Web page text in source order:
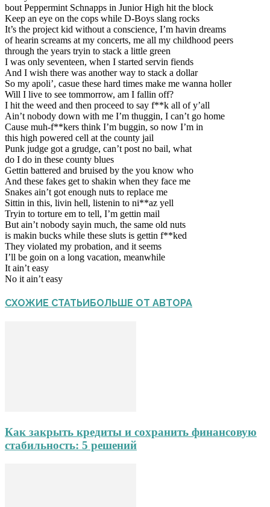
bout Peppermint Schnapps in Junior High hit the block
Keep an eye on the cops while D-Boys slang rocks
It’s the project kid without a conscience, I’m havin dreams
of hearin screams at my concerts, me all my childhood peers
through the years tryin to stack a little green
I was only seventeen, when I started servin fiends
And I wish there was another way to stack a dollar
So my apoli’, casue these hard times make me wanna holler
Will I live to see tommorrow, am I fallin off?
I hit the weed and then proceed to say f**k all of y’all
Ain’t nobody down with me I’m thuggin, I can’t go home
Cause muh-f**kers think I’m buggin, so now I’m in
this high powered cell at the county jail
Punk judge got a grudge, can’t post no bail, what
do I do in these county blues
Gettin battered and bruised by the you know who
And these fakes get to shakin when they face me
Snakes ain’t got enough nuts to replace me
Sittin in this, livin hell, listenin to ni**az yell
Tryin to torture em to tell, I’m gettin mail
But ain’t nobody sayin much, the same old nuts
is makin bucks while these sluts is gettin f**ked
They violated my probation, and it seems
I’ll be goin on a long vacation, meanwhile
It ain’t easy
No it ain’t easy
СХОЖИЕ СТАТЬИБОЛЬШЕ ОТ АВТОРА
Как закрыть кредиты и сохранить финансовую
стабильность: 5 решений